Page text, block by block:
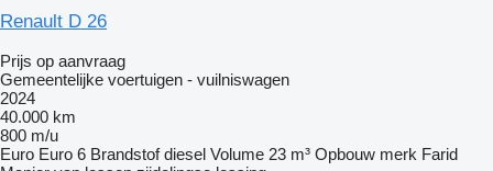
Renault D 26
Prijs op aanvraag
Gemeentelijke voertuigen - vuilniswagen
2024
40.000 km
800 m/u
Euro Euro 6 Brandstof diesel Volume 23 m³ Opbouw merk Farid